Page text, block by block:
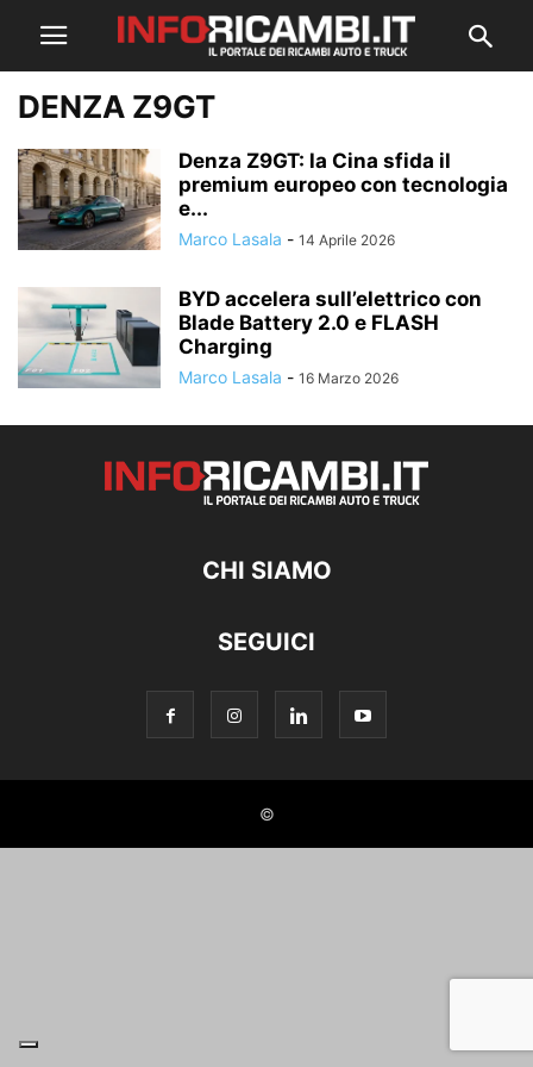
DENZA Z9GT
Denza Z9GT: la Cina sfida il
premium europeo con tecnologia
e...
Marco Lasala - 14 Aprile 2026
BYD accelera sull’elettrico con
Blade Battery 2.0 e FLASH
Charging
Marco Lasala - 16 Marzo 2026
CHI SIAMO
SEGUICI
©